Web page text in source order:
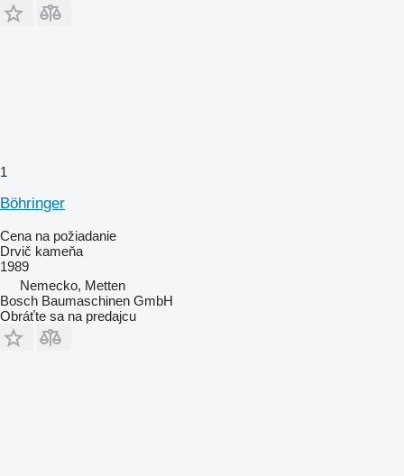
1
Böhringer
Cena na požiadanie
Drvič kameňa
1989
Nemecko, Metten
Bosch Baumaschinen GmbH
Obráťte sa na predajcu